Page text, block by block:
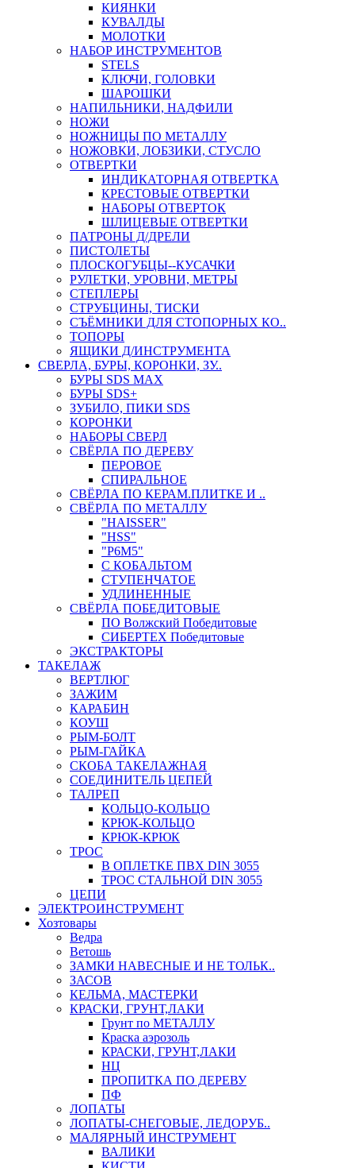
КИЯНКИ
КУВАЛДЫ
МОЛОТКИ
НАБОР ИНСТРУМЕНТОВ
STELS
КЛЮЧИ, ГОЛОВКИ
ШАРОШКИ
НАПИЛЬНИКИ, НАДФИЛИ
НОЖИ
НОЖНИЦЫ ПО МЕТАЛЛУ
НОЖОВКИ, ЛОБЗИКИ, СТУСЛО
ОТВЕРТКИ
ИНДИКАТОРНАЯ ОТВЕРТКА
КРЕСТОВЫЕ ОТВЕРТКИ
НАБОРЫ ОТВЕРТОК
ШЛИЦЕВЫЕ ОТВЕРТКИ
ПАТРОНЫ Д/ДРЕЛИ
ПИСТОЛЕТЫ
ПЛОСКОГУБЦЫ--КУСАЧКИ
РУЛЕТКИ, УРОВНИ, МЕТРЫ
СТЕПЛЕРЫ
СТРУБЦИНЫ, ТИСКИ
СЪЁМНИКИ ДЛЯ СТОПОРНЫХ КО..
ТОПОРЫ
ЯЩИКИ Д/ИНСТРУМЕНТА
СВЕРЛА, БУРЫ, КОРОНКИ, ЗУ..
БУРЫ SDS MAX
БУРЫ SDS+
ЗУБИЛО, ПИКИ SDS
КОРОНКИ
НАБОРЫ СВЕРЛ
СВЁРЛА ПО ДЕРЕВУ
ПЕРОВОЕ
СПИРАЛЬНОЕ
СВЁРЛА ПО КЕРАМ.ПЛИТКЕ И ..
СВЁРЛА ПО МЕТАЛЛУ
"HAISSER"
"HSS"
"Р6М5"
С КОБАЛЬТОМ
СТУПЕНЧАТОЕ
УДЛИНЕННЫЕ
СВЁРЛА ПОБЕДИТОВЫЕ
ПО Волжский Победитовые
СИБЕРТЕХ Победитовые
ЭКСТРАКТОРЫ
ТАКЕЛАЖ
ВЕРТЛЮГ
ЗАЖИМ
КАРАБИН
КОУШ
РЫМ-БОЛТ
РЫМ-ГАЙКА
СКОБА ТАКЕЛАЖНАЯ
СОЕДИНИТЕЛЬ ЦЕПЕЙ
ТАЛРЕП
КОЛЬЦО-КОЛЬЦО
КРЮК-КОЛЬЦО
КРЮК-КРЮК
ТРОС
В ОПЛЕТКЕ ПВХ DIN 3055
ТРОС СТАЛЬНОЙ DIN 3055
ЦЕПИ
ЭЛЕКТРОИНСТРУМЕНТ
Хозтовары
Ведра
Ветошь
ЗАМКИ НАВЕСНЫЕ И НЕ ТОЛЬК..
ЗАСОВ
КЕЛЬМА, МАСТЕРКИ
КРАСКИ, ГРУНТ,ЛАКИ
Грунт по МЕТАЛЛУ
Краска аэрозоль
КРАСКИ, ГРУНТ,ЛАКИ
НЦ
ПРОПИТКА ПО ДЕРЕВУ
ПФ
ЛОПАТЫ
ЛОПАТЫ-СНЕГОВЫЕ, ЛЕДОРУБ..
МАЛЯРНЫЙ ИНСТРУМЕНТ
ВАЛИКИ